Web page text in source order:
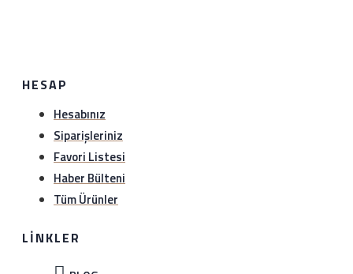
HESAP
Hesabınız
Siparişleriniz
Favori Listesi
Haber Bülteni
Tüm Ürünler
LINKLER